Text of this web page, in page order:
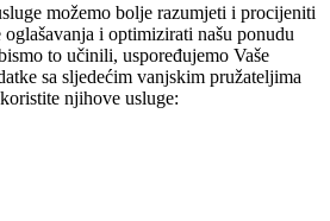
možemo bolje razumjeti i procijeniti
oglašavanja i optimizirati našu ponudu
to učinili, uspoređujemo Vaše
sa sljedećim vanjskim pružateljima
njihove usluge: